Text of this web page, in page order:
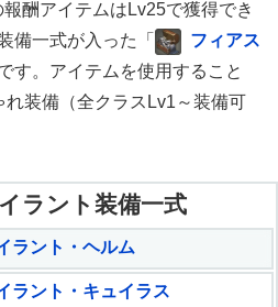
酬アイテムはLv25で獲得でき
備一式が入った「
フィアス
す。アイテムを使用すること
装備（全クラスLv1～装備可
ラント装備一式
ラント・ヘルム
ラント・キュイラス